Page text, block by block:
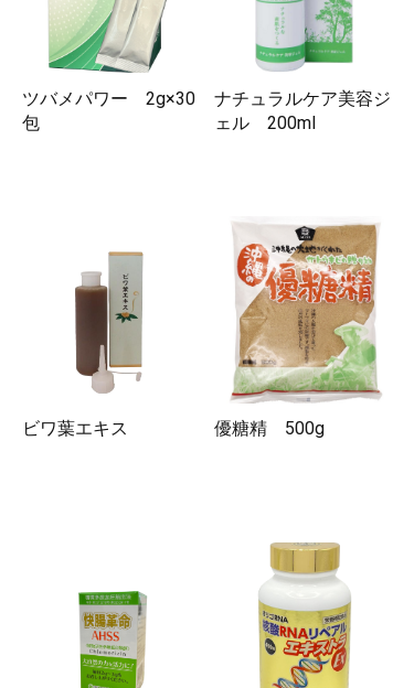
ツバメパワー 2g×30
包
ナチュラルケア美容ジ
ェル 200ml
ビワ葉エキス 優糖精 500g